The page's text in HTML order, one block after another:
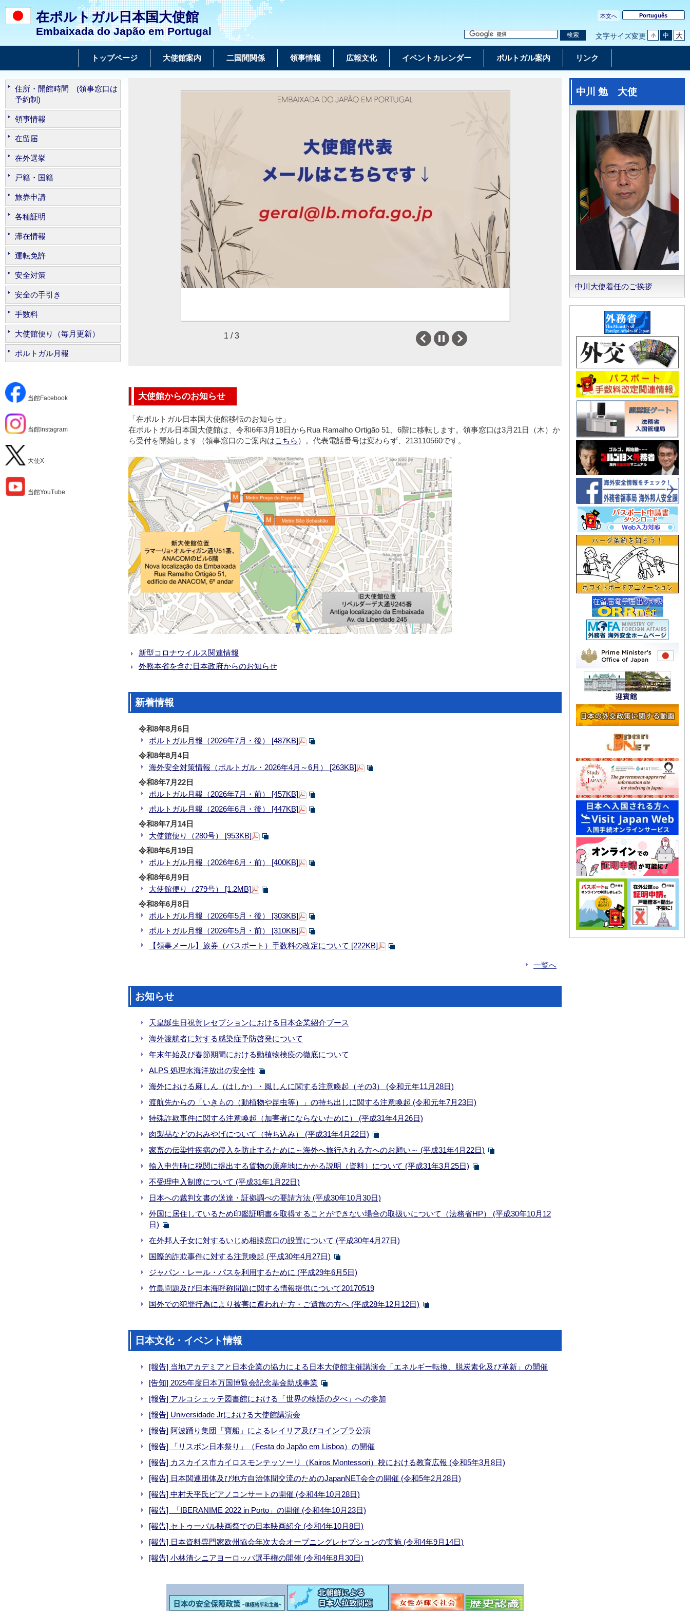
在ポルトガル日本国大使館
Embaixada do Japão em Portugal
本文へ Português
検索 文字サイズ変更 小 中 大
トップページ 大使館案内 二国間関係 領事情報 広報文化 イベントカレンダー ポルトガル案内 リンク
住所・開館時間 (領事窓口は
予約制)
領事情報
在留届
在外選挙
戸籍・国籍
旅券申請
各種証明
滞在情報
運転免許
安全対策
安全の手引き
手数料
大使館便り（毎月更新）
ポルトガル月報
当館Facebook
当館Instagram
大使X
当館YouTube
1 / 3 Previous Next
大使館からのお知らせ
「在ポルトガル日本国大使館移転のお知らせ」
在ポルトガル日本国大使館は、令和6年3月18日からRua Ramalho Ortigão 51、6階に移転します。領事窓口は3月21日（木）か
ら受付を開始します（領事窓口のご案内はこちら ）。代表電話番号は変わらず、213110560です。
新型コロナウイルス関連情報
外務本省を含む日本政府からのお知らせ
新着情報
令和8年8月6日
ポルトガル月報（2026年7月・後） [487KB]
令和8年8月4日
海外安全対策情報（ポルトガル・2026年4月～6月） [263KB]
令和8年7月22日
ポルトガル月報（2026年7月・前） [457KB]
ポルトガル月報（2026年6月・後） [447KB]
令和8年7月14日
大使館便り（280号） [953KB]
令和8年6月19日
ポルトガル月報（2026年6月・前） [400KB]
令和8年6月9日
大使館便り（279号） [1.2MB]
令和8年6月8日
ポルトガル月報（2026年5月・後） [303KB]
ポルトガル月報（2026年5月・前） [310KB]
【領事メール】旅券（パスポート）手数料の改定について [222KB]
一覧へ
お知らせ
天皇誕生日祝賀レセプションにおける日本企業紹介ブース
海外渡航者に対する感染症予防啓発について
年末年始及び春節期間における動植物検疫の徹底について
ALPS 処理水海洋放出の安全性
海外における麻しん（はしか）・風しんに関する注意喚起（その3） (令和元年11月28日)
渡航先からの「いきもの（動植物や昆虫等）」の持ち出しに関する注意喚起 (令和元年7月23日)
特殊詐欺事件に関する注意喚起（加害者にならないために） (平成31年4月26日)
肉製品などのおみやげについて（持ち込み） (平成31年4月22日)
家畜の伝染性疾病の侵入を防止するために～海外へ旅行される方へのお願い～ (平成31年4月22日)
輸入申告時に税関に提出する貨物の原産地にかかる説明（資料）について (平成31年3月25日)
不受理申入制度について (平成31年1月22日)
日本への裁判文書の送達・証拠調べの要請方法 (平成30年10月30日)
外国に居住しているため印鑑証明書を取得することができない場合の取扱いについて（法務省HP） (平成30年10月12
日)
在外邦人子女に対するいじめ相談窓口の設置について (平成30年4月27日)
国際的詐欺事件に対する注意喚起 (平成30年4月27日)
ジャパン・レール・パスを利用するために (平成29年6月5日)
竹島問題及び日本海呼称問題に関する情報提供について20170519
国外での犯罪行為により被害に遭われた方・ご遺族の方へ (平成28年12月12日)
日本文化・イベント情報
[報告] 当地アカデミアと日本企業の協力による日本大使館主催講演会「エネルギー転換、脱炭素化及び革新」の開催
[告知] 2025年度日本万国博覧会記念基金助成事業
[報告] アルコシェッテ図書館における「世界の物語の夕べ」への参加
[報告] Universidade Jrにおける大使館講演会
[報告] 阿波踊り集団「寶船」によるレイリア及びコインブラ公演
[報告] 「リスボン日本祭り」（Festa do Japão em Lisboa）の開催
[報告] カスカイス市カイロスモンテッソーリ（Kairos Montessori）校における教育広報 (令和5年3月8日)
[報告] 日本関連団体及び地方自治体間交流のためのJapanNET会合の開催 (令和5年2月28日)
[報告] 中村天平氏ピアノコンサートの開催 (令和4年10月28日)
[報告] 「IBERANIME 2022 in Porto」の開催 (令和4年10月23日)
[報告] セトゥーバル映画祭での日本映画紹介 (令和4年10月8日)
[報告] 日本資料専門家欧州協会年次大会オープニングレセプションの実施 (令和4年9月14日)
[報告] 小林清シニアヨーロッパ選手権の開催 (令和4年8月30日)
中川 勉 大使
中川大使着任のご挨拶